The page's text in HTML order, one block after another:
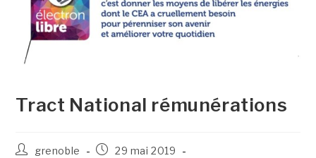
Tract National rémunérations
grenoble
29 mai 2019